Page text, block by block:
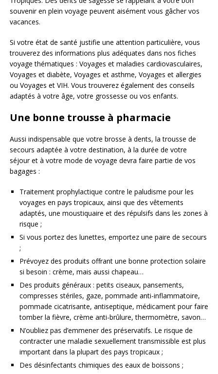
souvenir en plein voyage peuvent aisément vous gâcher vos
vacances.
Si votre état de santé justifie une attention particulière, vous
trouverez des informations plus adéquates dans nos fiches
voyage thématiques : Voyages et maladies cardiovasculaires,
Voyages et diabète, Voyages et asthme, Voyages et allergies
ou Voyages et VIH. Vous trouverez également des conseils
adaptés à votre âge, votre grossesse ou vos enfants.
Une bonne trousse à pharmacie
Aussi indispensable que votre brosse à dents, la trousse de
secours adaptée à votre destination, à la durée de votre
séjour et à votre mode de voyage devra faire partie de vos
bagages :
Traitement prophylactique contre le paludisme pour les
voyages en pays tropicaux, ainsi que des vêtements
adaptés, une moustiquaire et des répulsifs dans les zones à
risque ;
Si vous portez des lunettes, emportez une paire de secours
;
Prévoyez des produits offrant une bonne protection solaire
si besoin : crème, mais aussi chapeau…
Des produits généraux : petits ciseaux, pansements,
compresses stériles, gaze, pommade anti-inflammatoire,
pommade cicatrisante, antiseptique, médicament pour faire
tomber la fièvre, crème anti-brûlure, thermomètre, savon…
N’oubliez pas d’emmener des préservatifs. Le risque de
contracter une maladie sexuellement transmissible est plus
important dans la plupart des pays tropicaux ;
Des désinfectants chimiques des eaux de boissons ;